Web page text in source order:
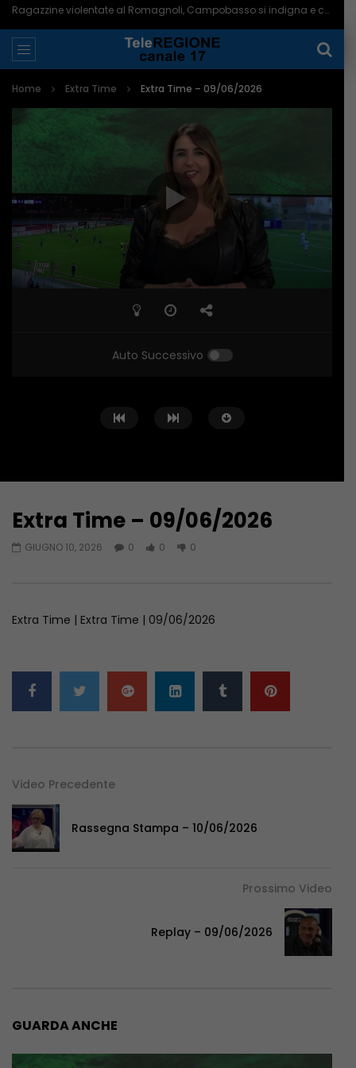
Ragazzine violentate al Romagnoli, Campobasso si indigna e chiede più controlli – 06/08/2026
Home Extra Time Extra Time – 09/06/2026
Auto Successivo
Guarda Dopo
Extra Time – 09/06/2026
GIUGNO 10, 2026 0 0 0
Extra Time | Extra Time | 09/06/2026
Video Precedente
Rassegna Stampa – 10/06/2026
Prossimo Video
Replay – 09/06/2026
GUARDA ANCHE